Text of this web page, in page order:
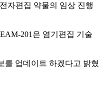
자편집 약물의 임상 진행
201은 염기편집 기술
를 업데이트 하겠다고 밝혔